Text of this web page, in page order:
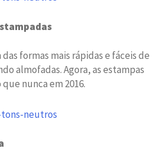
formas mais rápidas e fáceis de
almofadas. Agora, as estampas
nunca em 2016.